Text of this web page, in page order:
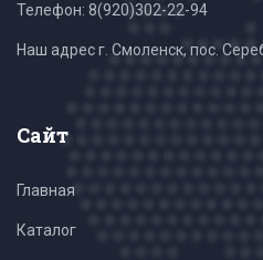
Телефон: 8(920)302-22-94
Наш адрес г. Смоленск, пос.
Сайт
Главная
Каталог